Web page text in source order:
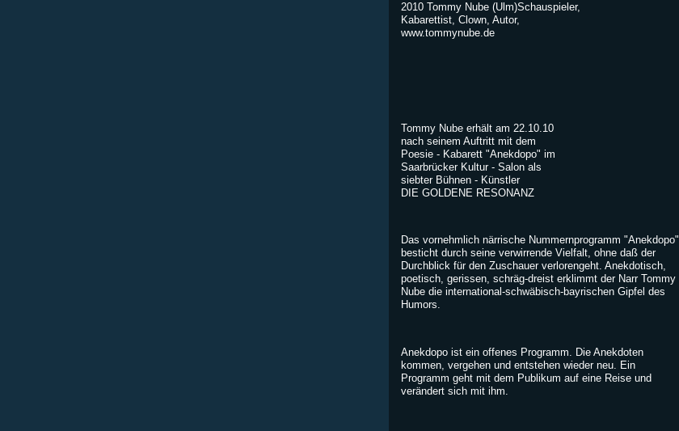
2010 Tommy Nube (Ulm)Schauspieler,
Kabarettist, Clown, Autor,
www.tommynube.de
Tommy Nube erhält am 22.10.10
nach seinem Auftritt mit dem
Poesie - Kabarett "Anekdopo" im
Saarbrücker Kultur - Salon als
siebter Bühnen - Künstler
DIE GOLDENE RESONANZ
Das vornehmlich närrische Nummernprogramm "Anekdopo"
besticht durch seine verwirrende Vielfalt, ohne daß der
Durchblick für den Zuschauer verlorengeht. Anekdotisch,
poetisch, gerissen, schräg-dreist erklimmt der Narr Tommy
Nube die international-schwäbisch-bayrischen Gipfel des
Humors.
Anekdopo ist ein offenes Programm. Die Anekdoten
kommen, vergehen und entstehen wieder neu. Ein
Programm geht mit dem Publikum auf eine Reise und
verändert sich mit ihm.